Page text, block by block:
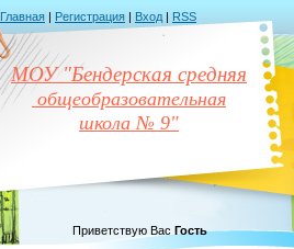
Главная | Регистрация | Вход | RSS
МОУ "Бендерская средняя
общеобразовательная
школа № 9"
Приветствую Вас Гость